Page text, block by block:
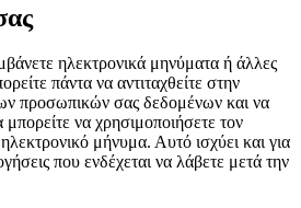
ηλεκτρονικά μηνύματα ή άλλες
πάντα να αντιταχθείτε στην
προσωπικών σας δεδομένων και να
μπορείτε να χρησιμοποιήσετε τον
μήνυμα. Αυτό ισχύει και για
που ενδέχεται να λάβετε μετά την